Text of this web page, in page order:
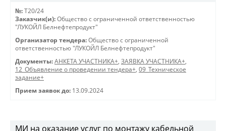
№: T20/24
Заказчик(и): Общество с ограниченной ответственностью
"ЛУКОЙЛ Белнефтепродукт"
Организатор тендера: Общество с ограниченной
ответственностью "ЛУКОЙЛ Белнефтепродукт"
Документы: АНКЕТА УЧАСТНИКА+, ЗАЯВКА УЧАСТНИКА+,
12_Объявление о проведении тендера+, 09_Техническое
задание+
Прием заявок до: 13.09.2024
МИ на оказание услуг по монтажу кабельной